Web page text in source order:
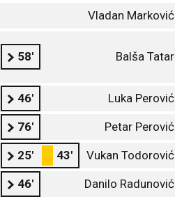
Vladan Marković
58' Balša Tatar
46' Luka Perović
76' Petar Perović
25' 43' Vukan Todorović
46' Danilo Radunović